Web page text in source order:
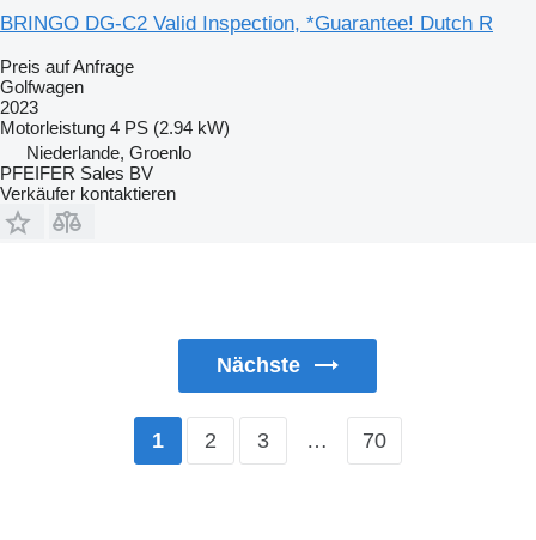
BRINGO DG-C2 Valid Inspection, *Guarantee! Dutch R
Preis auf Anfrage
Golfwagen
2023
Motorleistung 4 PS (2.94 kW)
Niederlande, Groenlo
PFEIFER Sales BV
Verkäufer kontaktieren
Nächste
1 2 3 … 70